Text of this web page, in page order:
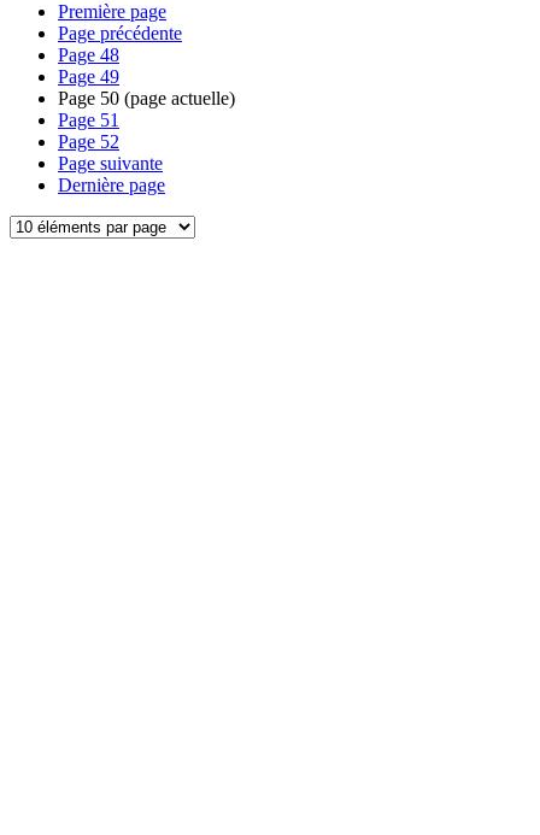
Première page
Page précédente
Page 48
Page 49
Page 50 (page actuelle)
Page 51
Page 52
Page suivante
Dernière page